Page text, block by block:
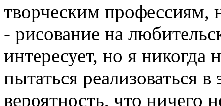
творческим профессиям,
- рисование на
интересует, но я никогда
пытаться реализоваться
вероятность, что ничего